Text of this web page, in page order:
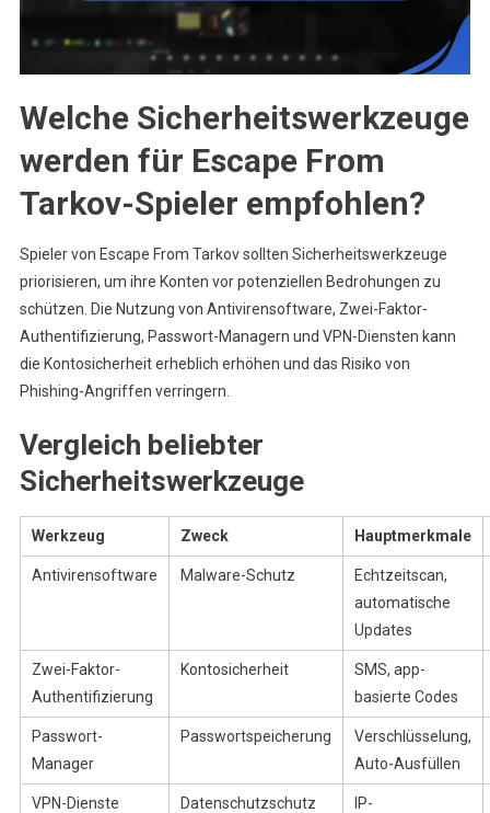
Welche Sicherheitswerkzeuge
werden für Escape From
Tarkov-Spieler empfohlen?
Spieler von Escape From Tarkov sollten Sicherheitswerkzeuge
priorisieren, um ihre Konten vor potenziellen Bedrohungen zu
schützen. Die Nutzung von Antivirensoftware, Zwei-Faktor-
Authentifizierung, Passwort-Managern und VPN-Diensten kann
die Kontosicherheit erheblich erhöhen und das Risiko von
Phishing-Angriffen verringern.
Vergleich beliebter
Sicherheitswerkzeuge
Werkzeug Zweck Hauptmerkmale
Antivirensoftware Malware-Schutz
Echtzeitscan,
automatische
Updates
Zwei-Faktor-
Authentifizierung
Kontosicherheit
SMS, app-
basierte Codes
Passwort-
Manager
Passwortspeicherung
Verschlüsselung,
Auto-Ausfüllen
VPN-Dienste Datenschutzschutz
IP-